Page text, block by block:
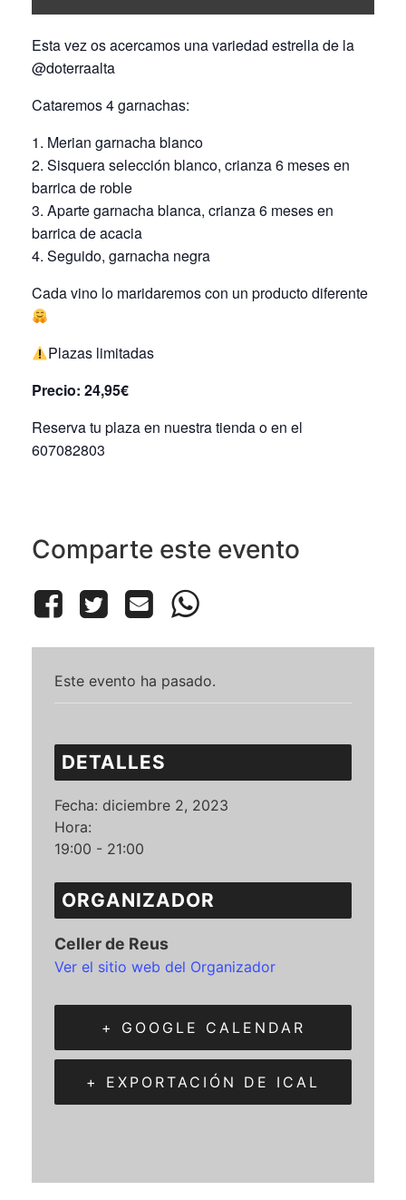
Esta vez os acercamos una variedad estrella de la
@doterraalta
Cataremos 4 garnachas:
Merian garnacha blanco
Sisquera selección blanco, crianza 6 meses en
barrica de roble
Aparte garnacha blanca, crianza 6 meses en
barrica de acacia
Seguido, garnacha negra
Cada vino lo maridaremos con un producto diferente
Plazas limitadas
Precio: 24,95€
Reserva tu plaza en nuestra tienda o en el
607082803
Comparte este evento
Este evento ha pasado.
DETALLES
Fecha: diciembre 2, 2023
Hora:
19:00 - 21:00
ORGANIZADOR
Celler de Reus
Ver el sitio web del Organizador
+ GOOGLE CALENDAR
+ EXPORTACIÓN DE ICAL